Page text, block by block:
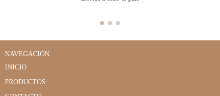
NAVEGACIÓN
INICIO
PRODUCTOS